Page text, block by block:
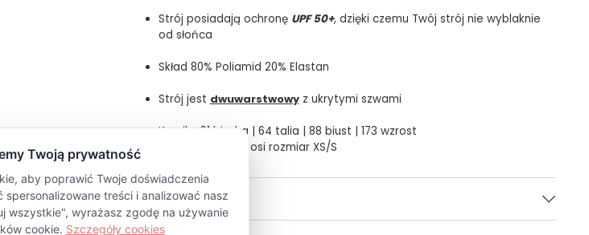
Strój posiadają ochronę UPF 50+, dzięki czemu Twój strój nie wyblaknie
od słońca
Skład 80% Poliamid 20% Elastan
Strój jest dwuwarstwowyz ukrytymi szwami
Kamila: 91 biodra | 64 talia | 88 biust | 173 wzrost
miseczka C/D | nosi rozmiar XS/S
Parametry